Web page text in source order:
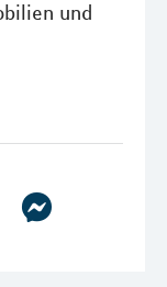
und